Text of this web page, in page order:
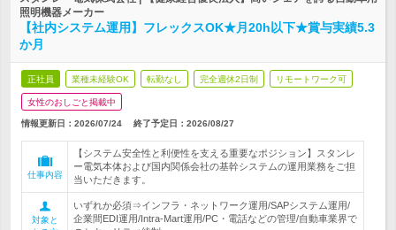
照明機器メーカー
【社内システム運用】フレックスOK★月20h以下★賞与実績5.3
か月
正社員 業種未経験OK 転勤なし 完全週休2日制 リモートワーク可
女性のおしごと掲載中
情報更新日：2026/07/24 終了予定日： 2026/08/27
仕事内容
【システム安全性と利便性を支える重要なポジション】スタンレ
ー電気本体および国内関係会社の基幹システムの運用業務をご担
当いただきます。
対象と
いずれか必須⇒インフラ・ネットワーク運用/SAPシステム運用/
企業間EDI運用/Intra-Mart運用/PC・電話などの管理/自動車業界で